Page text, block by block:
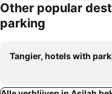
Residencia Turistica
Other popular
parking
Tangier, hotels with